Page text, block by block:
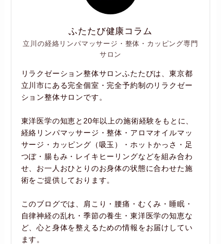
ふたたび健康コラム
立川の経絡リンパマッサージ・整体・カッピング専門
サロン
リラクゼーション整体サロンふたたびは、東京都
立川市にある完全個室・完全予約制のリラクゼー
ション整体サロンです。
東洋医学の知恵と20年以上の施術経験をもとに、
経絡リンパマッサージ・整体・アロマオイルマッ
サージ・カッピング（吸玉）・ホットかっさ・足
つぼ・腸もみ・レイキヒーリングなどを組み合わ
せ、お一人おひとりのお身体の状態に合わせた施
術をご提供しております。
このブログでは、肩こり・腰痛・むくみ・睡眠・
自律神経の乱れ・季節の養生・東洋医学の知恵な
ど、心と身体を整えるための情報をお届けしてい
ます。